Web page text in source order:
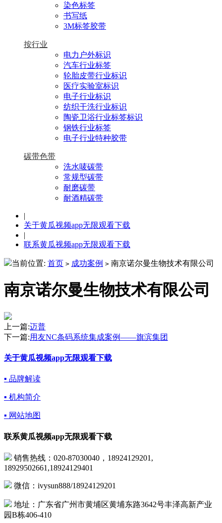
染色标签
书写纸
3M标签胶带
按行业
电力户外标识
汽车行业标签
轮胎皮带行业标识
医疗实验室标识
电子行业标识
纺织干洗行业标识
陶瓷卫浴行业标签标识
钢铁行业标签
电子行业特种胶带
碳带色带
洗水唛碳带
常规型碳带
耐磨碳带
耐酒精碳带
|
关于黄瓜视频app无限观看下载
|
联系黄瓜视频app无限观看下载
当前位置: 首页 > 成功案例 > 南京诺尔曼生物技术有限公司
南京诺尔曼生物技术有限公司
上一篇:迈普
下一篇:用友NC条码系统集成案例——旗滨集团
关于黄瓜视频app无限观看下载
▪ 品牌解读
▪ 机构简介
▪ 网站地图
联系黄瓜视频app无限观看下载
销售热线：020-87030040，18924129201,
18929502661,18924129401
微信：ivysun888/18924129201
地址：广东省广州市黄埔区黄埔东路3642号丰泽高新产业
园B栋406-410